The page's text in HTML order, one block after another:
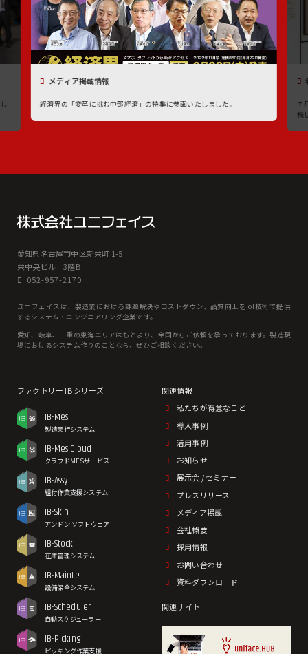
メディア掲載情報
経済界の「変革に挑む中部経済」の特集に参画いたしました。
７
稿
愛知県名古屋市中区新栄町 1-5
栄中央ビル 3階B
052-957-2170
ユニフェイスは、製造業における課題解決やコストダウン、品質向上をIoT技術で提供
するシステム・エンジニアリング企業です。
愛知、岐⾩、三重の東海エリアはもとより、全国からご依頼を承っております。製造現
場におけるシステム作りのことなら、ぜひご相談ください。
IB-Mes
製造実行システム
IB-Mes Cloud
クラウドMESサービス
IB-Assy
組付作業支援システム
IB-Skin
アンドン ソフトウェア
IB-Stock
在庫管理システム
IB-Mainte
設備保全システム
IB-Scheduler
自動スケジューラー
IB-Picking
ピッキング作業支援
私たちが得意なこと
導入事例
活用事例
お知らせ
展示会 / セミナー
プレスリリース
メディア掲載
会社概要
採用情報
お問い合わせ
資料ダウンロード
関連サイト